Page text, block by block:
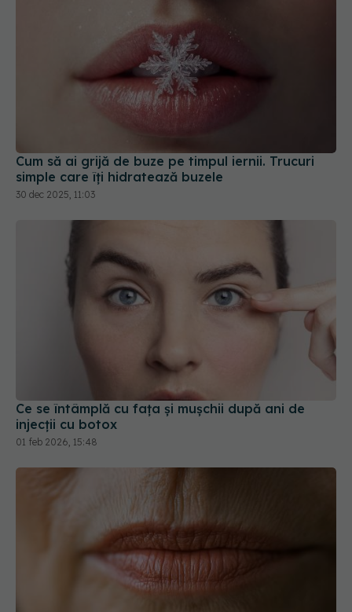
Cum să ai grijă de buze pe timpul iernii. Trucuri
simple care îți hidratează buzele
30 dec 2025, 11:03
Ce se întâmplă cu fața și mușchii după ani de
injecții cu botox
01 feb 2026, 15:48